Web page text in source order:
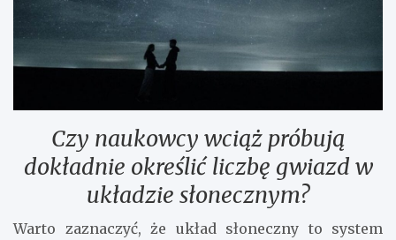
Czy naukowcy wciąż próbują
dokładnie określić liczbę gwiazd w
układzie słonecznym?
Warto zaznaczyć, że układ słoneczny to system